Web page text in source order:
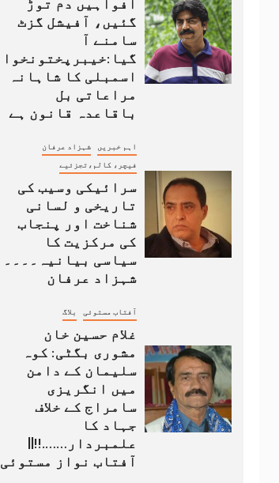
گئیں، آفیشل گزٹ
سامنے آ
گیا:خیبرپختونخوا
اسمبلی کا شاہانہ
مراعاتی بل
باقاعدہ قانون ہے
اہم خبریں شہزاد عرفان
فیچر، کالم،تجزئیے
سرائیکی وسیب کی
تاریخی و لسانی
شناخت اور پنجاب
کی مرکزیت کا
سیاسی بیانیہ۔۔۔۔
شہزاد عرفان
آفتاب مستوئی بلاگ
غلام حسین خان
مشوری بگٹی: کوہ
سلیمان کے دامن
میں انگریزی
سامراج کے خلاف
جہاد کا
علمبردار…….!!||
آفتاب نواز مستوئی